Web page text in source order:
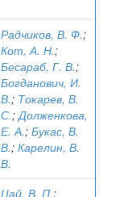
Радчиков, В. Ф.;
Кот, А. Н.;
Бесараб, Г. В.;
Богданович, И.
В.; Токарев, В.
С.;Долженкова,
Е. А.; Букас, В.
В.; Карелин, В.
В.
Цай, В. П.;